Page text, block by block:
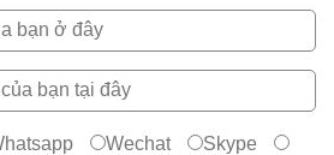
Wechat
Skype